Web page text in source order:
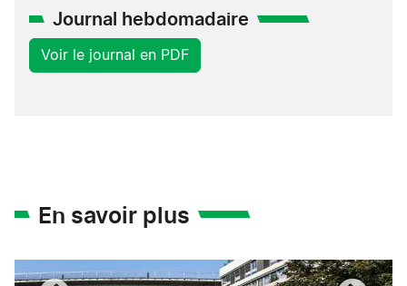
Journal hebdomadaire
Voir le journal en PDF
En savoir plus